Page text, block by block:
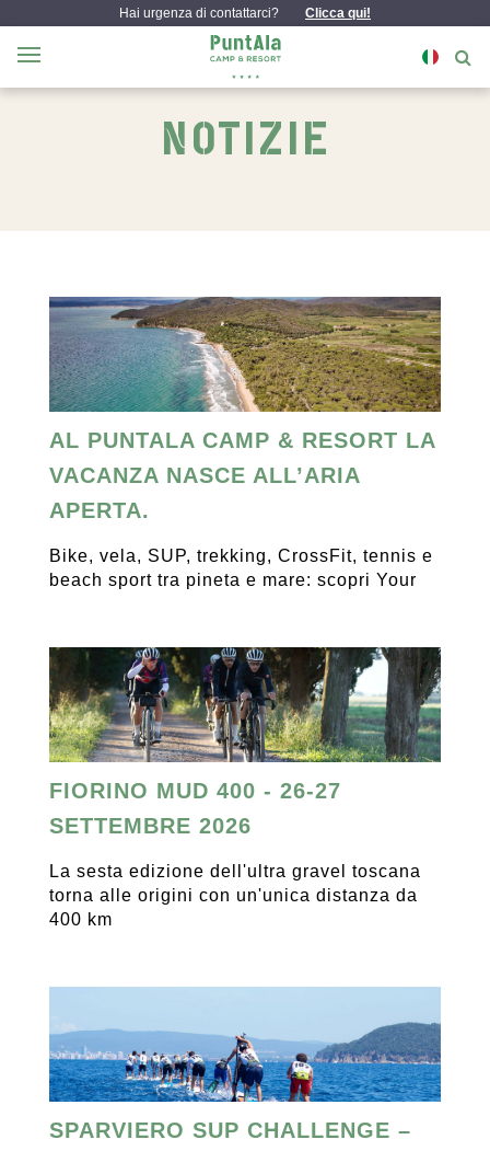
Hai urgenza di contattarci? Clicca qui!
NOTIZIE
AL PUNTALA CAMP & RESORT LA
VACANZA NASCE ALL’ARIA
APERTA.
Bike, vela, SUP, trekking, CrossFit, tennis e
beach sport tra pineta e mare: scopri Your
FIORINO MUD 400 - 26-27
SETTEMBRE 2026
La sesta edizione dell'ultra gravel toscana
torna alle origini con un'unica distanza da
400 km
SPARVIERO SUP CHALLENGE –